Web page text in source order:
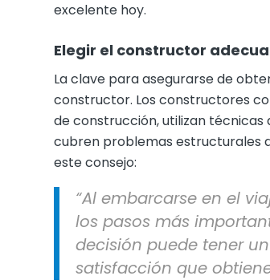
excelente hoy.
Elegir el constructor
La clave para asegurarse de
constructor. Los constructores
de construcción, utilizan
cubren problemas estructurales
este consejo:
“Al embarcarse en el
los pasos más
decisión puede tener
satisfacción que